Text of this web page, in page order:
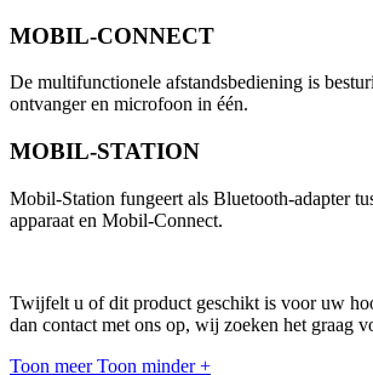
MOBIL-CONNECT
De multifunctionele afstandsbediening is
ontvanger en microfoon in één.
MOBIL-STATION
Mobil-Station fungeert als Bluetooth-adapter
apparaat en Mobil-Connect.
Twijfelt u of dit product geschikt is voor uw
dan contact met ons op, wij zoeken het graag
Toon meer Toon minder +